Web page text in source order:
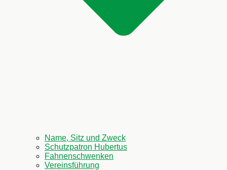
Name, Sitz und Zweck
Schutzpatron Hubertus
Fahnenschwenken
Vereinsführung